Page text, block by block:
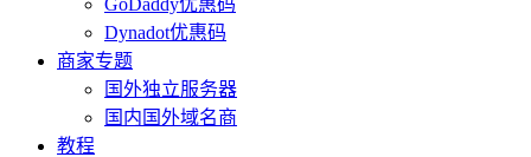
GoDaddy优惠码
Dynadot优惠码
商家专题
国外独立服务器
国内国外域名商
教程